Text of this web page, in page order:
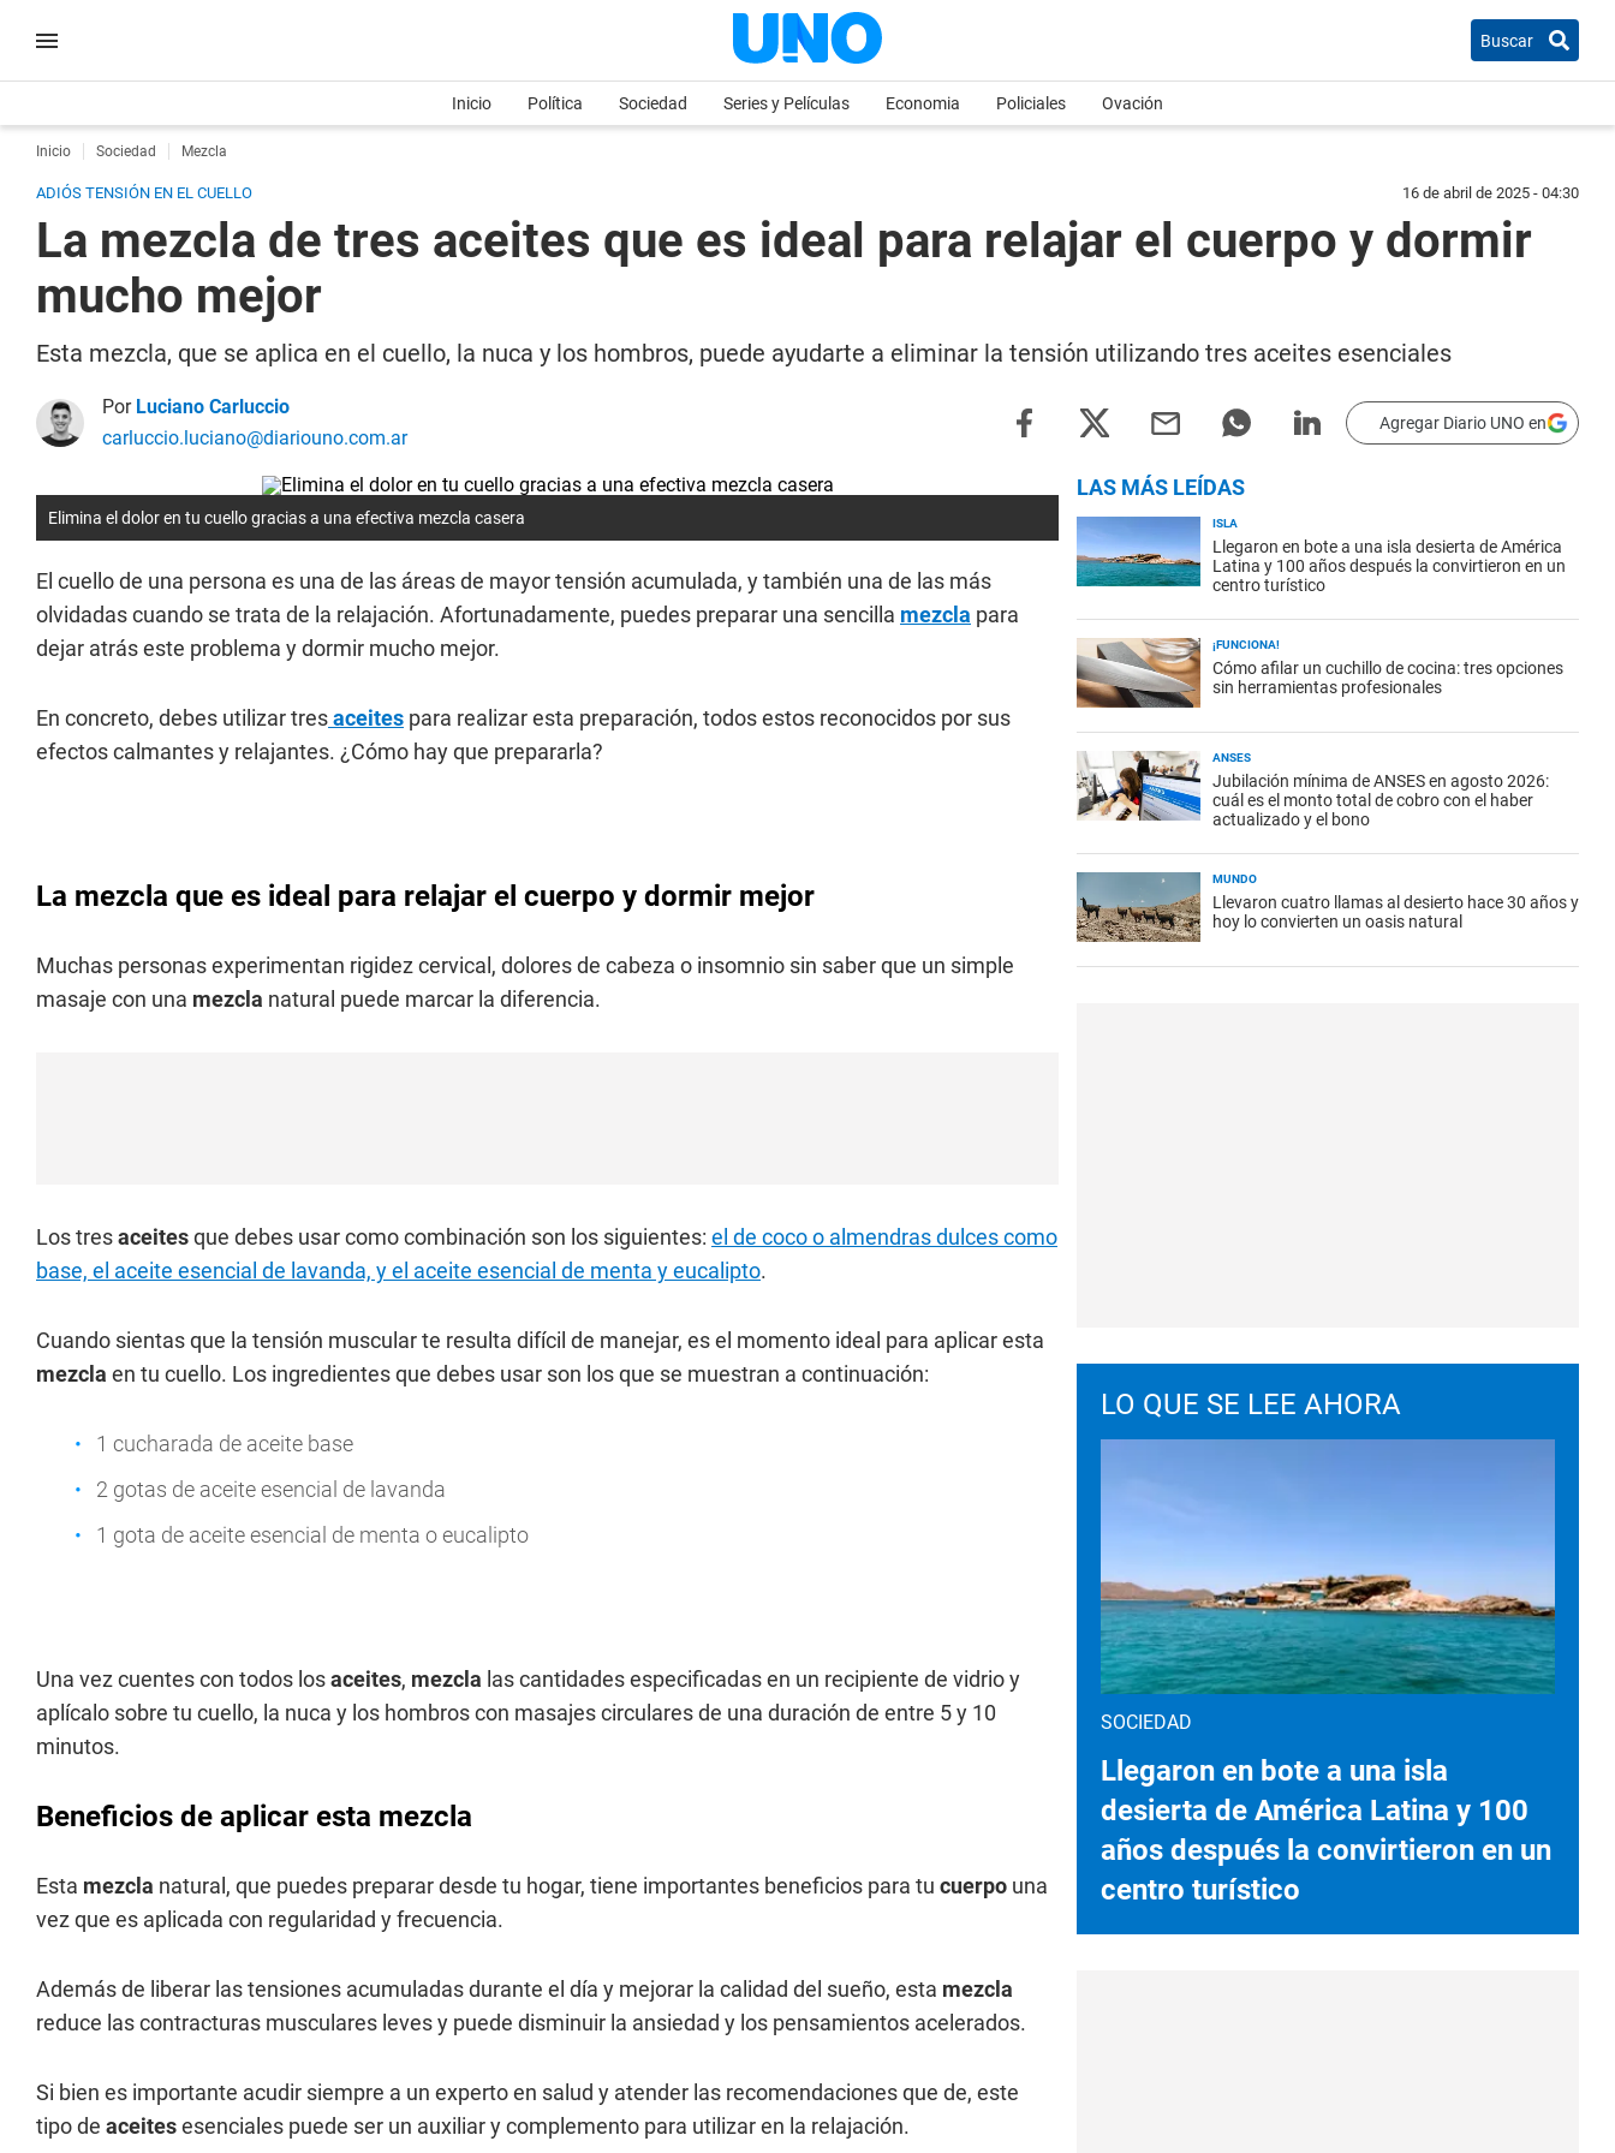
Buscar
Inicio Política Sociedad Series y Películas Economia Policiales Ovación
Inicio Sociedad Mezcla
ADIÓS TENSIÓN EN EL CUELLO 16 de abril de 2025 - 04:30
La mezcla de tres aceites que es ideal para relajar el cuerpo y dormir
mucho mejor
Esta mezcla, que se aplica en el cuello, la nuca y los hombros, puede ayudarte a eliminar la tensión utilizando tres aceites esenciales
Por Luciano Carluccio
carluccio.luciano@diariouno.com.ar
Agregar Diario UNO en
Elimina el dolor en tu cuello gracias a una efectiva mezcla casera
El cuello de una persona es una de las áreas de mayor tensión acumulada, y también una de las más
olvidadas cuando se trata de la relajación. Afortunadamente, puedes preparar una sencilla mezcla para
dejar atrás este problema y dormir mucho mejor.
En concreto, debes utilizar tresaceites para realizar esta preparación, todos estos reconocidos por sus
efectos calmantes y relajantes. ¿Cómo hay que prepararla?
La mezcla que es ideal para relajar el cuerpo y dormir mejor
Muchas personas experimentan rigidez cervical, dolores de cabeza o insomnio sin saber que un simple
masaje con una mezcla natural puede marcar la diferencia.
Los tresaceitesque debes usar como combinación son los siguientes: el de coco o almendras dulces como
base, el aceite esencial de lavanda, y el aceite esencial de menta y eucalipto.
Cuando sientas que la tensión muscular te resulta difícil de manejar, es el momento ideal para aplicar esta
mezcla en tu cuello. Los ingredientes que debes usar son los que se muestran a continuación:
1 cucharada de aceite base
2 gotas de aceite esencial de lavanda
1 gota de aceite esencial de menta o eucalipto
Una vez cuentes con todos losaceites, mezcla las cantidades especificadas en un recipiente de vidrio y
aplícalo sobre tu cuello, la nuca y los hombros con masajes circulares de una duración de entre 5 y 10
minutos.
Beneficios de aplicar esta mezcla
Esta mezcla natural, que puedes preparar desde tu hogar, tiene importantes beneficios para tu cuerpo una
vez que es aplicada con regularidad y frecuencia.
Además de liberar las tensiones acumuladas durante el día y mejorar la calidad del sueño, esta mezcla
reduce las contracturas musculares leves y puede disminuir la ansiedad y los pensamientos acelerados.
Si bien es importante acudir siempre a un experto en salud y atender las recomendaciones que de, este
tipo de aceitesesenciales puede ser un auxiliar y complemento para utilizar en la relajación.
LAS MÁS LEÍDAS
ISLA
Llegaron en bote a una isla desierta de América
Latina y 100 años después la convirtieron en un
centro turístico
¡FUNCIONA!
Cómo afilar un cuchillo de cocina: tres opciones
sin herramientas profesionales
ANSES
Jubilación mínima de ANSES en agosto 2026:
cuál es el monto total de cobro con el haber
actualizado y el bono
MUNDO
Llevaron cuatro llamas al desierto hace 30 años y
hoy lo convierten un oasis natural
LO QUE SE LEE AHORA
SOCIEDAD
Llegaron en bote a una isla
desierta de América Latina y 100
años después la convirtieron en un
centro turístico